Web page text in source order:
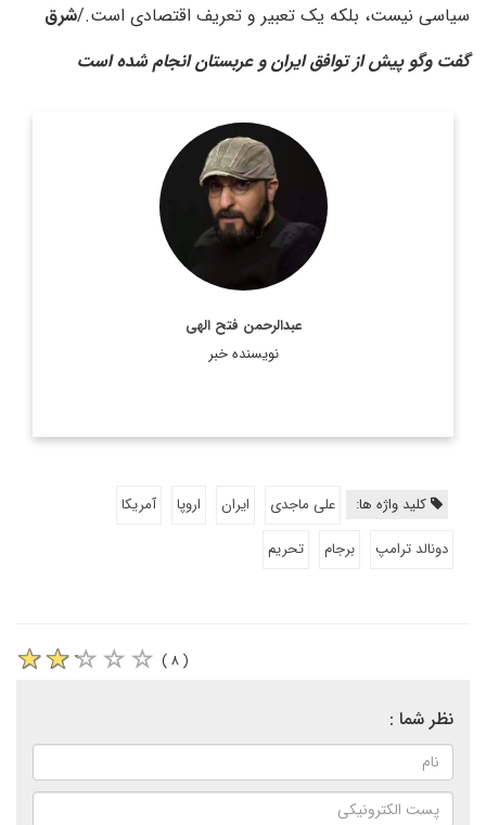
سیاسی نیست، بلکه یک تعبیر و تعریف اقتصادی است./شرق
گفت وگو پیش از توافق ایران و عربستان انجام شده است
عبدالرحمن فتح الهی
نویسنده خبر
روزنامه نگار و کارشناس ارشد روزنامه نگاری سیاسی و عضو
تحریریه دیپلماسی ایرانی.
اطلاعات بیشتر
کلید واژه ها: علی ماجدی ایران اروپا
آمریکا
دونالد ترامپ
برجام تحریم
( ۸ )
نظر شما :